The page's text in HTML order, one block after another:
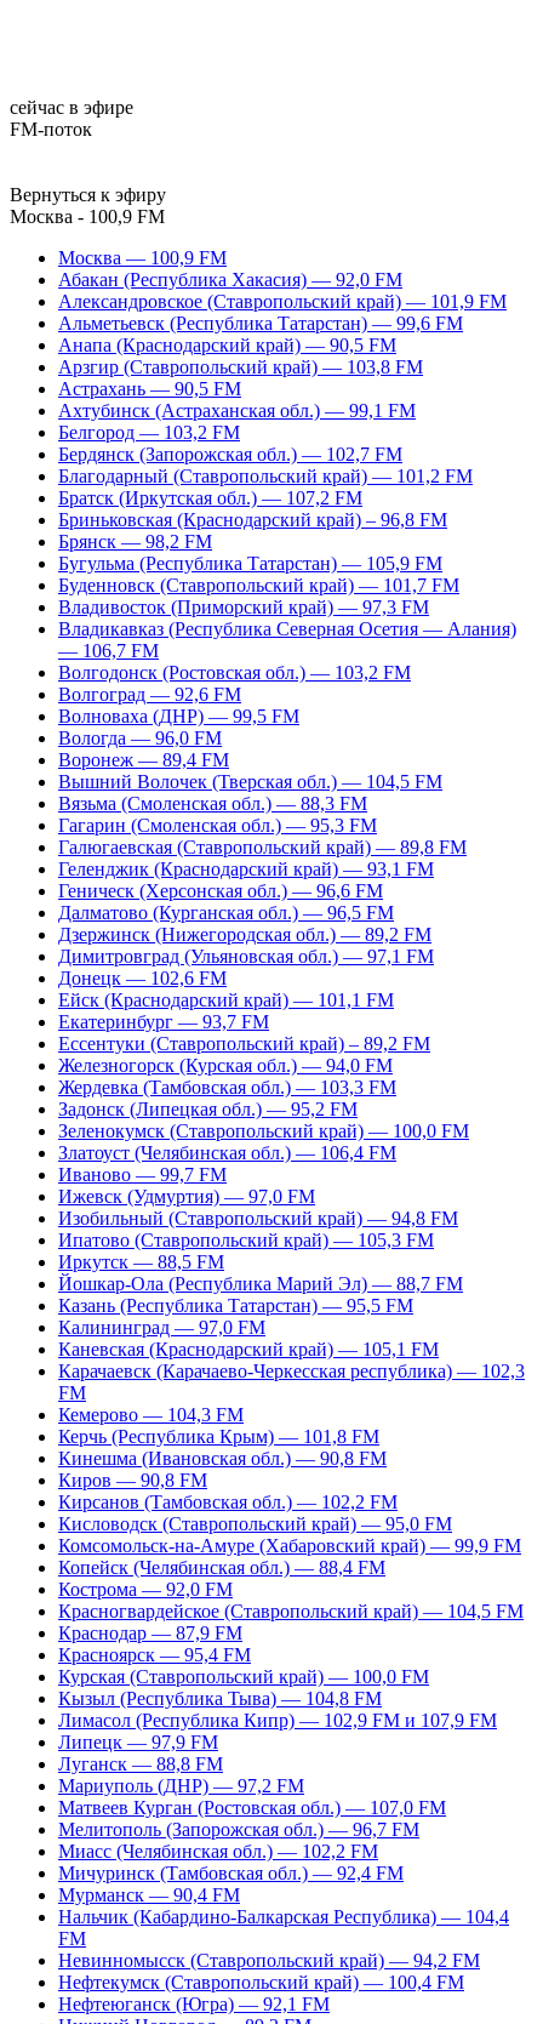
сейчас в эфире
FM-поток
Вернуться к эфиру
Москва - 100,9 FM
Москва — 100,9 FM
Абакан (Республика Хакасия) — 92,0 FM
Александровское (Ставропольский край) — 101,9 FM
Альметьевск (Республика Татарстан) — 99,6 FM
Анапа (Краснодарский край) — 90,5 FM
Арзгир (Ставропольский край) — 103,8 FM
Астрахань — 90,5 FM
Ахтубинск (Астраханская обл.) — 99,1 FM
Белгород — 103,2 FM
Бердянск (Запорожская обл.) — 102,7 FM
Благодарный (Ставропольский край) — 101,2 FM
Братск (Иркутская обл.) — 107,2 FM
Бриньковская (Краснодарский край) – 96,8 FM
Брянск — 98,2 FM
Бугульма (Республика Татарстан) — 105,9 FM
Буденновск (Ставропольский край) — 101,7 FM
Владивосток (Приморский край) — 97,3 FM
Владикавказ (Республика Северная Осетия — Алания)
— 106,7 FM
Волгодонск (Ростовская обл.) — 103,2 FM
Волгоград — 92,6 FM
Волноваха (ДНР) — 99,5 FM
Вологда — 96,0 FM
Воронеж — 89,4 FM
Вышний Волочек (Тверская обл.) — 104,5 FM
Вязьма (Смоленская обл.) — 88,3 FM
Гагарин (Смоленская обл.) — 95,3 FM
Галюгаевская (Ставропольский край) — 89,8 FM
Геленджик (Краснодарский край) — 93,1 FM
Геническ (Херсонская обл.) — 96,6 FM
Далматово (Курганская обл.) — 96,5 FM
Дзержинск (Нижегородская обл.) — 89,2 FM
Димитровград (Ульяновская обл.) — 97,1 FM
Донецк — 102,6 FM
Ейск (Краснодарский край) — 101,1 FM
Екатеринбург — 93,7 FM
Ессентуки (Ставропольский край) – 89,2 FM
Железногорск (Курская обл.) — 94,0 FM
Жердевка (Тамбовская обл.) — 103,3 FM
Задонск (Липецкая обл.) — 95,2 FM
Зеленокумск (Ставропольский край) — 100,0 FM
Златоуст (Челябинская обл.) — 106,4 FM
Иваново — 99,7 FM
Ижевск (Удмуртия) — 97,0 FM
Изобильный (Ставропольский край) — 94,8 FM
Ипатово (Ставропольский край) — 105,3 FM
Иркутск — 88,5 FM
Йошкар-Ола (Республика Марий Эл) — 88,7 FM
Казань (Республика Татарстан) — 95,5 FM
Калининград — 97,0 FM
Каневская (Краснодарский край) — 105,1 FM
Карачаевск (Карачаево-Черкесская республика) — 102,3
FM
Кемерово — 104,3 FM
Керчь (Республика Крым) — 101,8 FM
Кинешма (Ивановская обл.) — 90,8 FM
Киров — 90,8 FM
Кирсанов (Тамбовская обл.) — 102,2 FM
Кисловодск (Ставропольский край) — 95,0 FM
Комсомольск-на-Амуре (Хабаровский край) — 99,9 FM
Копейск (Челябинская обл.) — 88,4 FM
Кострома — 92,0 FM
Красногвардейское (Ставропольский край) — 104,5 FM
Краснодар — 87,9 FM
Красноярск — 95,4 FM
Курская (Ставропольский край) — 100,0 FM
Кызыл (Республика Тыва) — 104,8 FM
Лимасол (Республика Кипр) — 102,9 FM и 107,9 FM
Липецк — 97,9 FM
Луганск — 88,8 FM
Мариуполь (ДНР) — 97,2 FM
Матвеев Курган (Ростовская обл.) — 107,0 FM
Мелитополь (Запорожская обл.) — 96,7 FM
Миасс (Челябинская обл.) — 102,2 FM
Мичуринск (Тамбовская обл.) — 92,4 FM
Мурманск — 90,4 FM
Нальчик (Кабардино-Балкарская Республика) — 104,4
FM
Невинномысск (Ставропольский край) — 94,2 FM
Нефтекумск (Ставропольский край) — 100,4 FM
Нефтеюганск (Югра) — 92,1 FM